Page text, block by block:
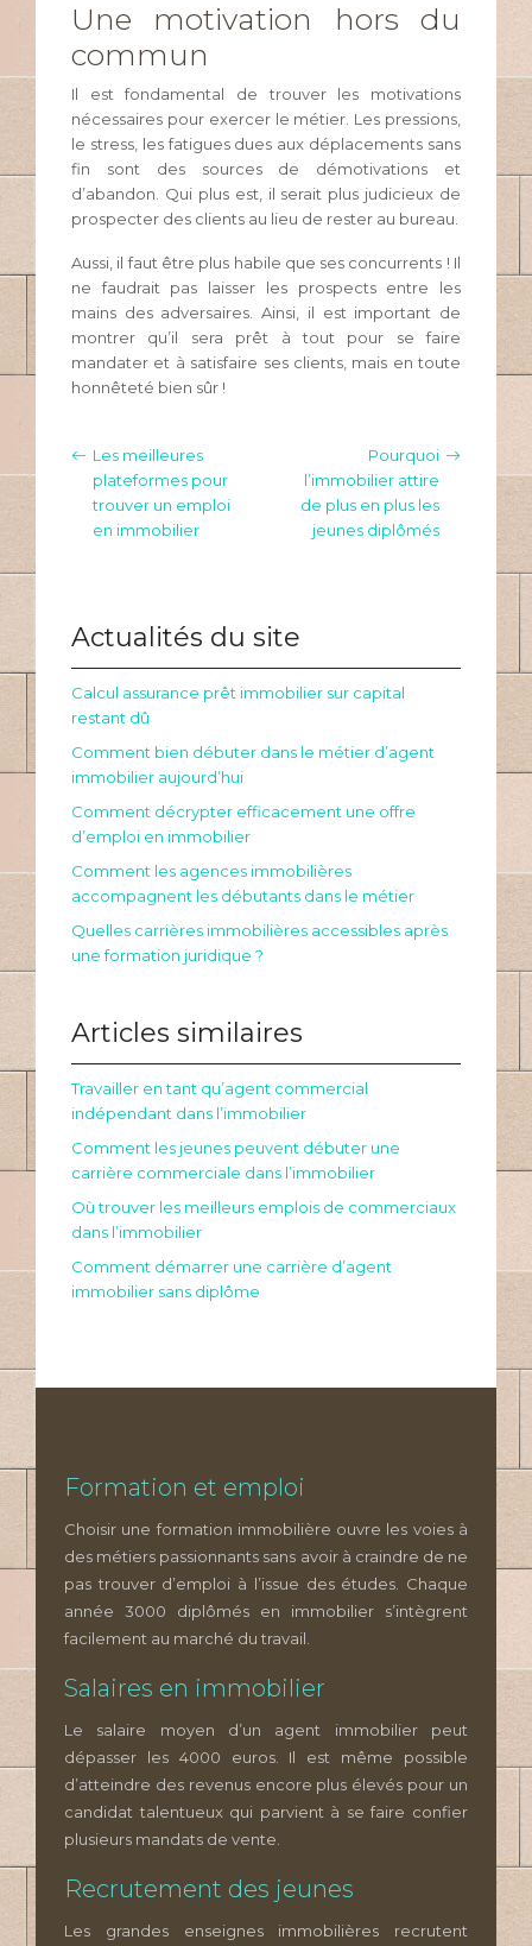
Une motivation hors du
commun
Il est fondamental de trouver les motivations
nécessaires pour exercer le métier. Les pressions,
le stress, les fatigues dues aux déplacements sans
fin sont des sources de démotivations et
d’abandon. Qui plus est, il serait plus judicieux de
prospecter des clients au lieu de rester au bureau.
Aussi, il faut être plus habile que ses concurrents ! Il
ne faudrait pas laisser les prospects entre les
mains des adversaires. Ainsi, il est important de
montrer qu’il sera prêt à tout pour se faire
mandater et à satisfaire ses clients, mais en toute
honnêteté bien sûr !
Les meilleures
plateformes pour
trouver un emploi
en immobilier
Pourquoi
l’immobilier attire
de plus en plus les
jeunes diplômés
Actualités du site
Calcul assurance prêt immobilier sur capital
restant dû
Comment bien débuter dans le métier d’agent
immobilier aujourd’hui
Comment décrypter efficacement une offre
d’emploi en immobilier
Comment les agences immobilières
accompagnent les débutants dans le métier
Quelles carrières immobilières accessibles après
une formation juridique ?
Articles similaires
Travailler en tant qu’agent commercial
indépendant dans l’immobilier
Comment les jeunes peuvent débuter une
carrière commerciale dans l’immobilier
Où trouver les meilleurs emplois de commerciaux
dans l’immobilier
Comment démarrer une carrière d’agent
immobilier sans diplôme
Formation et emploi
Choisir une formation immobilière ouvre les voies à
des métiers passionnants sans avoir à craindre de ne
pas trouver d’emploi à l’issue des études. Chaque
année 3000 diplômés en immobilier s’intègrent
facilement au marché du travail.
Salaires en immobilier
Le salaire moyen d’un agent immobilier peut
dépasser les 4000 euros. Il est même possible
d’atteindre des revenus encore plus élevés pour un
candidat talentueux qui parvient à se faire confier
plusieurs mandats de vente.
Recrutement des jeunes
Les grandes enseignes immobilières recrutent